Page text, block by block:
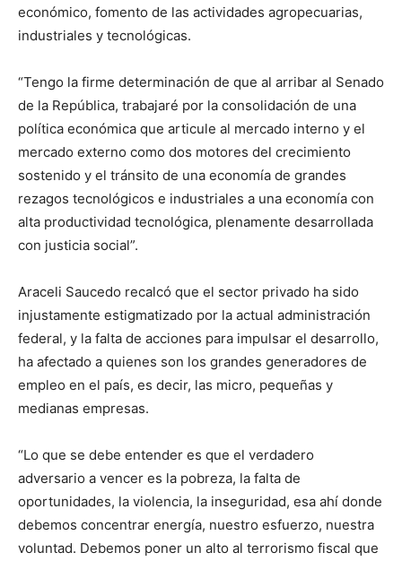
económico, fomento de las actividades agropecuarias,
industriales y tecnológicas.
“Tengo la firme determinación de que al arribar al Senado
de la República, trabajaré por la consolidación de una
política económica que articule al mercado interno y el
mercado externo como dos motores del crecimiento
sostenido y el tránsito de una economía de grandes
rezagos tecnológicos e industriales a una economía con
alta productividad tecnológica, plenamente desarrollada
con justicia social”.
Araceli Saucedo recalcó que el sector privado ha sido
injustamente estigmatizado por la actual administración
federal, y la falta de acciones para impulsar el desarrollo,
ha afectado a quienes son los grandes generadores de
empleo en el país, es decir, las micro, pequeñas y
medianas empresas.
“Lo que se debe entender es que el verdadero
adversario a vencer es la pobreza, la falta de
oportunidades, la violencia, la inseguridad, esa ahí donde
debemos concentrar energía, nuestro esfuerzo, nuestra
voluntad. Debemos poner un alto al terrorismo fiscal que